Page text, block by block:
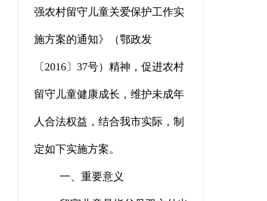
强农村留守儿童关爱保护工作实
施方案的通知》 （鄂政发
〔 2016 〕 37号）精神，促进农村
留守儿童健康成长，维护未成年
人合法权益，结合我市实际，制
定如下实施方案。
一、 重要意义